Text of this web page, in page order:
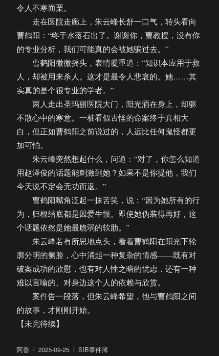
令人不寒而栗。
走在医院走廊上，朱云峰长舒一口气，转头看向
曹鹤阳：“终于水落石出了。谢谢你，曹教授，没有你
的专业分析，我们可能真的会被她骗过去。”
曹鹤阳微微摇头，表情凝重道：“知识本应用于救
人，却被用来杀人。这才是最令人悲哀的。她……其
实真的是个很专业的学者。”
两人走出圣玛丽医院大门，阳光洒在身上，却驱
不散心中的寒意。一桩看似古怪的命案终于真相大
白，但正如曹鹤阳之前说过的，人远比任何鬼怪都更
加可怕。
朱云峰突然想起什么，问道：“对了，你怎么知道
用赵泽俊的话题能刺激到她？如果不是你提他，我们
今天说不定会无功而返。”
曹鹤阳嘴角泛起一抹苦笑，说：“因为她所有的行
为，归根结底都是因爱生恨。即使她伪装得再好，这
个话题依然是她最脆弱的软肋。”
朱云峰若有所思地点头，看着曹鹤阳在阳光下轮
廓分明的侧脸，心中涌起一种复杂的情感——既有对
破案成功的欣慰，也有对人性之暗的忧虑，还有一种
难以言喻的、对身边这个人的依赖与欣赏。
案件告一段落，但朱云峰希望，他与曹鹤阳之间
的故事，才刚刚开始。
【未完待续】
作
阿器
发
2025-09-25
分
SIB事件簿